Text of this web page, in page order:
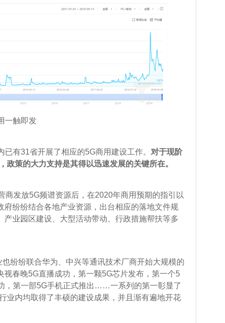
一触即发
有31省开展了相应的5G商用建设工作。 对于现阶
政策的大力支持是其得以迅速发展的关键所在。
发放5G频谱资源后，在2020年商用预期的指引以
府纷纷结合各地产业资源，出台相应的落地文件规
业园区建设、大型活动带动、行政措施帮扶等多
纷纷联合华为、中兴等通讯技术厂商开始大规模的
春晚5G直播成功，第一颗5G芯片发布，第一个5
，第一部5G手机正式推出……一系列的第一彰显了
业内均取得了丰硕的建设成果，并且渐有遍地开花